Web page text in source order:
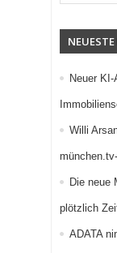
Neuer
Willi
Die neue
plötzlich
ADATA